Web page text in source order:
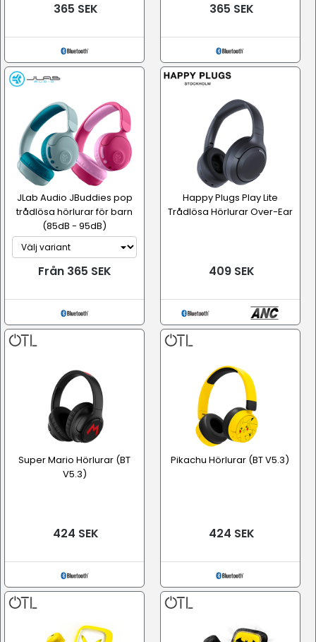
365 SEK 365 SEK
JLab Audio JBuddies pop
trådlösa hörlurar för barn
(85dB - 95dB)
Från 365 SEK
Happy Plugs Play Lite
Trådlösa Hörlurar Over-Ear
409 SEK
Super Mario Hörlurar (BT
V5.3)
424 SEK
Pikachu Hörlurar (BT V5.3)
424 SEK